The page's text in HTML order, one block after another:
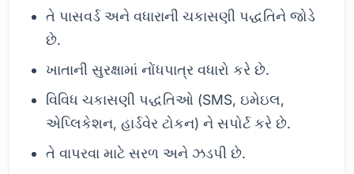
તે પાસવર્ડ અને વધારાની ચકાસણી પદ્ધતિને જોડે
છે.
ખાતાની સુરક્ષામાં નોંધપાત્ર વધારો કરે છે.
વિવિધ ચકાસણી પદ્ધતિઓ (SMS, ઇમેઇલ,
એપ્લિકેશન, હાર્ડવેર ટોકન) ને સપોર્ટ કરે છે.
તે વાપરવા માટે સરળ અને ઝડપી છે.